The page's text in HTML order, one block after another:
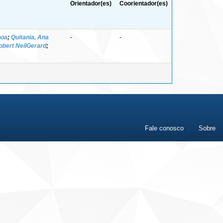
Orientador(es) Coorientador(es)
; Quitania, Ana
NeilGerard;
- -
Fale conosco Sobre